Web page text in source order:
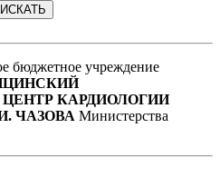
ИСКАТЬ
бюджетное учреждение
КАРДИОЛОГИИ
ЧАЗОВА Министерства